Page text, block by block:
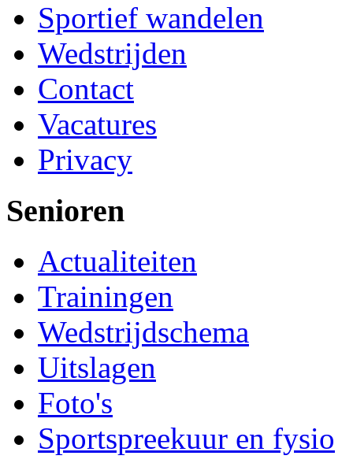
Sportief wandelen
Wedstrijden
Contact
Vacatures
Privacy
Senioren
Actualiteiten
Trainingen
Wedstrijdschema
Uitslagen
Foto's
Sportspreekuur en fysio